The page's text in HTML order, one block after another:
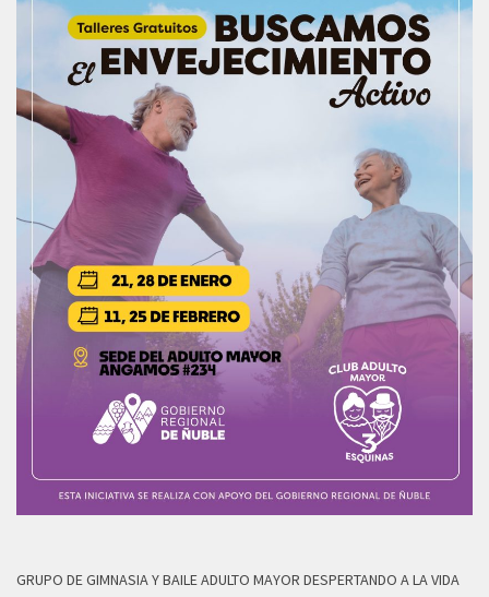
GRUPO DE GIMNASIA Y BAILE ADULTO MAYOR DESPERTANDO A LA VIDA